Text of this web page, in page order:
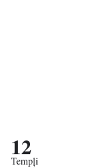
12
Tempļi